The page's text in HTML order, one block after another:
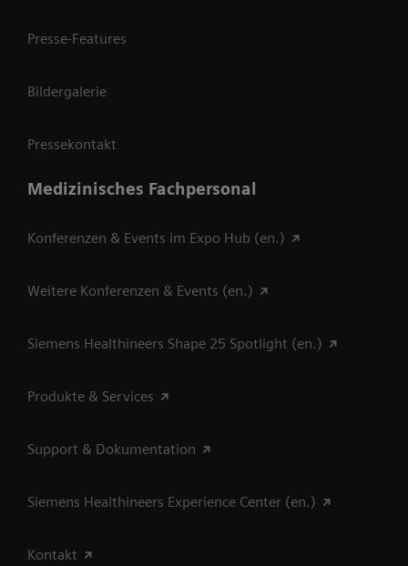
Presse-Features
Bildergalerie
Pressekontakt
Medizinisches Fachpersonal
Konferenzen & Events im Expo Hub (en.)
Weitere Konferenzen & Events (en.)
Siemens Healthineers Shape 25 Spotlight (en.)
Produkte & Services
Support & Dokumentation
Siemens Healthineers Experience Center (en.)
Kontakt